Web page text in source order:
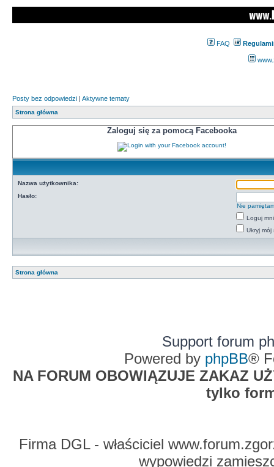
FAQ
Posty bez odpowiedzi | Aktywne tematy
Strona główna
Zaloguj się za pomocą Facebooka
Nazwa użytkownika:
Hasło:
Nie
Loguj
Ukryj mój
Strona główna
Support forum
Powered by phpBB®
NA FORUM OBOWIĄZUJE ZAKAZ
tylko
Firma DGL - właściciel
wypowiedzi